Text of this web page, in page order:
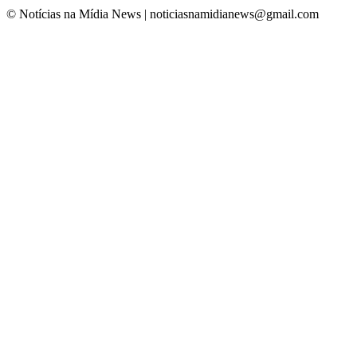
© Notícias na Mídia News | noticiasnamidianews@gmail.com